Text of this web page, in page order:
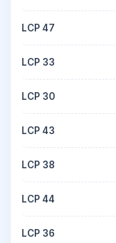
LCP 47
LCP 33
LCP 30
LCP 43
LCP 38
LCP 44
LCP 36